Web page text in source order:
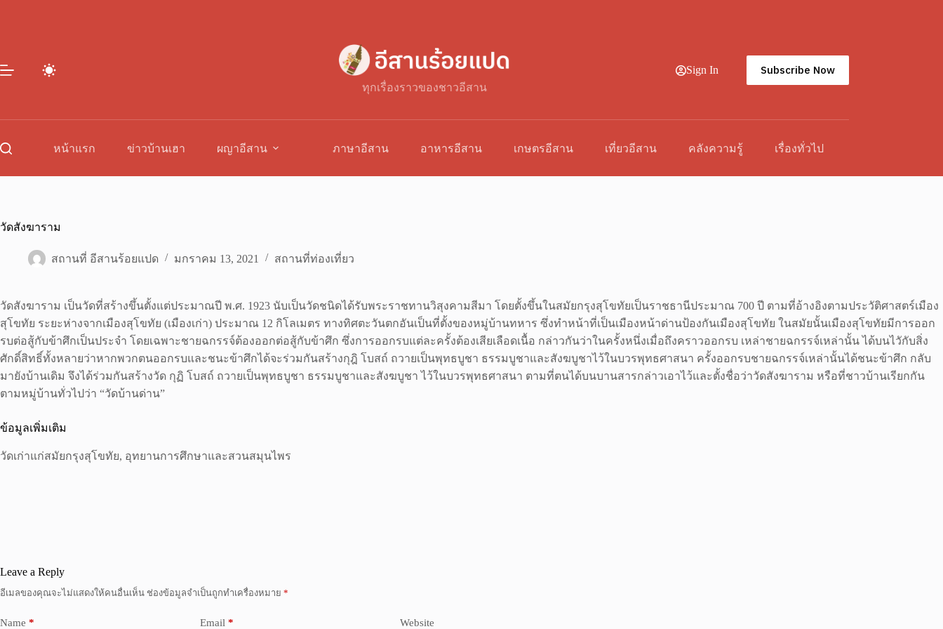
ทุกเรื่องราวของชาวอีสาน
Sign In Subscribe Now
หน้าแรก ข่าวบ้านเฮา ผญาอีสาน ภาษาอีสาน อาหารอีสาน เกษตรอีสาน เที่ยวอีสาน คลังความรู้ เรื่องทั่วไป
วัดสังฆาราม
สถานที่ อีสานร้อยแปด มกราคม 13, 2021 สถานที่ท่องเที่ยว
วัดสังฆาราม เป็นวัดที่สร้างขึ้นตั้งแต่ประมาณปี พ.ศ. 1923 นับเป็นวัดชนิดได้รับพระราชทานวิสุงคามสีมา โดยตั้งขึ้นในสมัยกรุงสุโขทัยเป็นราชธานีประมาณ 700 ปี ตามที่อ้างอิงตามประวัติศาสตร์เมือง
สุโขทัย ระยะห่างจากเมืองสุโขทัย (เมืองเก่า) ประมาณ 12 กิโลเมตร ทางทิศตะวันตกอันเป็นที่ตั้งของหมู่บ้านทหาร ซึ่งทำหน้าที่เป็นเมืองหน้าด่านป้องกันเมืองสุโขทัย ในสมัยนั้นเมืองสุโขทัยมีการออก
รบต่อสู้กับข้าศึกเป็นประจำ โดยเฉพาะชายฉกรรจ์ต้องออกต่อสู้กับข้าศึก ซึ่งการออกรบแต่ละครั้งต้องเสียเลือดเนื้อ กล่าวกันว่าในครั้งหนึ่งเมื่อถึงคราวออกรบ เหล่าชายฉกรรจ์เหล่านั้น ได้บนไวักับสิ่ง
ศักดิ์สิทธิ์ทั้งหลายว่าหากพวกตนออกรบและชนะข้าศึกได้จะร่วมกันสร้างกุฎิ โบสถ์ ถวายเป็นพุทธบูชา ธรรมบูชาและสังฆบูชาไว้ในบวรพุทธศาสนา ครั้งออกรบชายฉกรรจ์เหล่านั้นได้ชนะข้าศึก กลับ
มายังบ้านเดิม จึงได้ร่วมกันสร้างวัด กุฏิ โบสถ์ ถวายเป็นพุทธบูชา ธรรมบูชาและสังฆบูชา ไว้ในบวรพุทธศาสนา ตามที่ตนได้บนบานสารกล่าวเอาไว้และตั้งชื่อว่าวัดสังฆาราม หรือที่ชาวบ้านเรียกกัน
ตามหมู่บ้านทั่วไปว่า “วัดบ้านด่าน”
ข้อมูลเพิ่มเติม
วัดเก่าแก่สมัยกรุงสุโขทัย, อุทยานการศึกษาและสวนสมุนไพร
Leave a Reply
อีเมลของคุณจะไม่แสดงให้คนอื่นเห็น ช่องข้อมูลจำเป็นถูกทำเครื่องหมาย *
Name * Email * Website